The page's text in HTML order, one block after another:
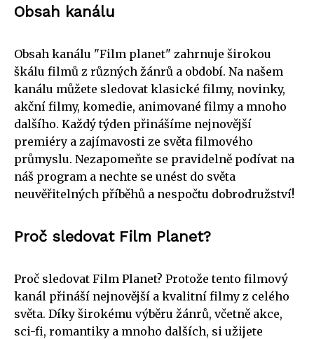
Obsah kanálu
Obsah kanálu "Film planet" zahrnuje širokou
škálu filmů z různých žánrů a období. Na našem
kanálu můžete sledovat klasické filmy, novinky,
akční filmy, komedie, animované filmy a mnoho
dalšího. Každý týden přinášíme nejnovější
premiéry a zajímavosti ze světa filmového
průmyslu. Nezapomeňte se pravidelně podívat na
náš program a nechte se unést do světa
neuvěřitelných příběhů a nespočtu dobrodružství!
Proč sledovat Film Planet?
Proč sledovat Film Planet? Protože tento filmový
kanál přináší nejnovější a kvalitní filmy z celého
světa. Díky širokému výběru žánrů, včetně akce,
sci-fi, romantiky a mnoho dalších, si užijete